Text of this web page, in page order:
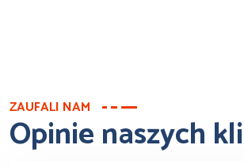
ZAUFALI NAM
Opinie naszych